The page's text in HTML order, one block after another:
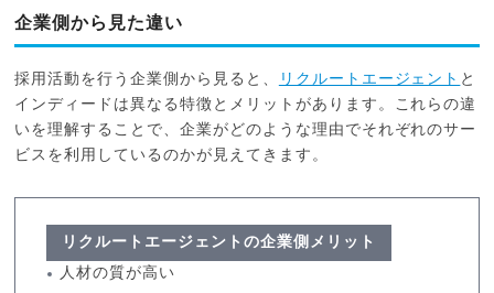
企業側から見た違い
採用活動を行う企業側から見ると、 リクルートエージェント と
インディードは異なる特徴とメリットがあります。これらの違
いを理解することで、企業がどのような理由でそれぞれのサー
ビスを利用しているのかが見えてきます。
リクルートエージェントの企業側メリット
人材の質が高い